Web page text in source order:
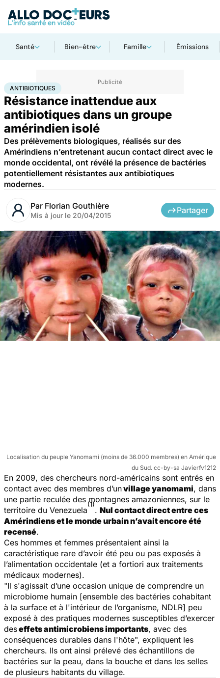
Santé Bien-être Famille Émissions
AccueilSantéMaladies Antibiotiques
ANTIBIOTIQUES
Résistance inattendue aux
antibiotiques dans un groupe
amérindien isolé
Des prélèvements biologiques, réalisés sur des
Amérindiens n’entretenant aucun contact direct avec le
monde occidental, ont révélé la présence de bactéries
potentiellement résistantes aux antibiotiques
modernes.
Par Florian Gouthière
Mis à jour le 20/04/2015
Partager
Localisation du peuple Yanomami (moins de 36.000 membres) en Amérique
du Sud. cc-by-sa Javierfv1212
En 2009, des chercheurs nord-américains sont entrés en
contact avec des membres d’unvillage yanomami, dans
une partie reculée des montagnes amazoniennes, sur le
territoire du Venezuela
(1)
. Nul contact direct entre ces
Amérindiens et le monde urbain n’avait encore été
recensé.
Ces hommes et femmes présentaient ainsi la
caractéristique rare d’avoir été peu ou pas exposés à
l’alimentation occidentale (et a fortiori aux traitements
médicaux modernes).
"Il s'agissait d’une occasion unique de comprendre un
microbiome humain [ensemble des bactéries cohabitant
à la surface et à l'intérieur de l’organisme, NDLR] peu
exposé à des pratiques modernes susceptibles d’exercer
deseffets antimicrobiens importants, avec des
conséquences durables dans l'hôte", expliquent les
chercheurs. Ils ont ainsi prélevé des échantillons de
bactéries sur la peau, dans la bouche et dans les selles
de plusieurs habitants du village.